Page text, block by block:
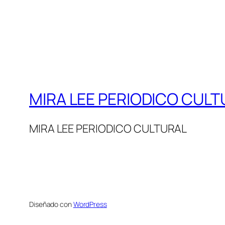
MIRA LEE PERIODICO
MIRA LEE PERIODICO CULTURAL
Diseñado conWordPress